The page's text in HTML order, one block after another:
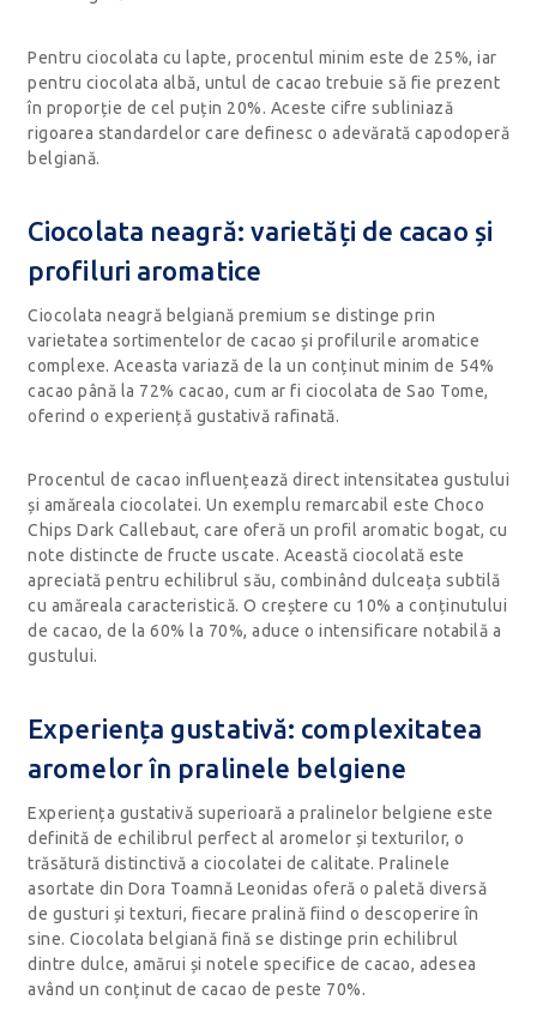
Pentru ciocolata cu lapte, procentul minim este de 25%, iar
pentru ciocolata albă, untul de cacao trebuie să fie prezent
în proporție de cel puțin 20%. Aceste cifre subliniază
rigoarea standardelor care definesc o adevărată capodoperă
belgiană.
Ciocolata neagră: varietăți de cacao și
profiluri aromatice
Ciocolata neagră belgiană premium se distinge prin
varietatea sortimentelor de cacao și profilurile aromatice
complexe. Aceasta variază de la un conținut minim de 54%
cacao până la 72% cacao, cum ar fi ciocolata de Sao Tome,
oferind o experiență gustativă rafinată.
Procentul de cacao influențează direct intensitatea gustului
și amăreala ciocolatei. Un exemplu remarcabil este Choco
Chips Dark Callebaut, care oferă un profil aromatic bogat, cu
note distincte de fructe uscate. Această ciocolată este
apreciată pentru echilibrul său, combinând dulceața subtilă
cu amăreala caracteristică. O creștere cu 10% a conținutului
de cacao, de la 60% la 70%, aduce o intensificare notabilă a
gustului.
Experiența gustativă: complexitatea
aromelor în pralinele belgiene
Experiența gustativă superioară a pralinelor belgiene este
definită de echilibrul perfect al aromelor și texturilor, o
trăsătură distinctivă a ciocolatei de calitate. Pralinele
asortate din Dora Toamnă Leonidas oferă o paletă diversă
de gusturi și texturi, fiecare pralină fiind o descoperire în
sine. Ciocolata belgiană fină se distinge prin echilibrul
dintre dulce, amărui și notele specifice de cacao, adesea
având un conținut de cacao de peste 70%.